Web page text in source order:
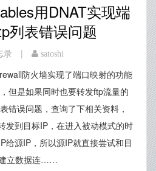
用DNAT实现端
列表错误问题
录 | satoshi
防火墙实现了端口映射的功能
但是如果同时也要转发ftp流量的
错误问题，查询了下相关资料，
发到目标IP，在进入被动模式的时
给源IP，所以源IP就直接尝试和目
立数据连……